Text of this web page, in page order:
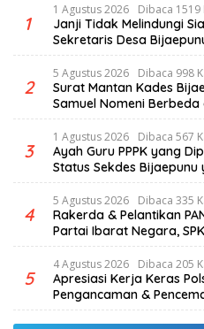
1
1 Agustus 2026 Dibaca 1519
Janji Tidak Melindungi
Sekretaris Desa
penjelasan Ketua Komisi I
2
5 Agustus 2026 Dibaca 998
Surat Mantan Kades
Samuel Nomeni
Beredar
3
1 Agustus 2026 Dibaca 567
Ayah Guru PPPK yang
Status Sekdes
4
5 Agustus 2026 Dibaca 335
Rakerda & Pelantikan
Partai Ibarat Negara,
Hektar & Larangan
5
4 Agustus 2026 Dibaca 205
Apresiasi Kerja Keras
Pengancaman &
Damai